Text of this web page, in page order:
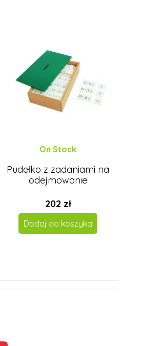
On Stock
Pudełko z zadaniami na
odejmowanie
202 zł
Dodaj do koszyka